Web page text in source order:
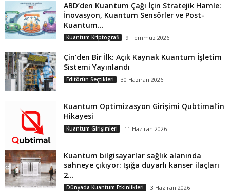
ABD’den Kuantum Çağı İçin Stratejik Hamle:
İnovasyon, Kuantum Sensörler ve Post-
Kuantum...
Kuantum Kriptografi 9 Temmuz 2026
Çin’den Bir İlk: Açık Kaynak Kuantum İşletim
Sistemi Yayınlandı
Editörün Seçtikleri 30 Haziran 2026
Kuantum Optimizasyon Girişimi Qubtimal’in
Hikayesi
Kuantum Girişimleri 11 Haziran 2026
Kuantum bilgisayarlar sağlık alanında
sahneye çıkıyor: Işığa duyarlı kanser ilaçları
2...
Dünyada Kuantum Etkinlikleri 3 Haziran 2026